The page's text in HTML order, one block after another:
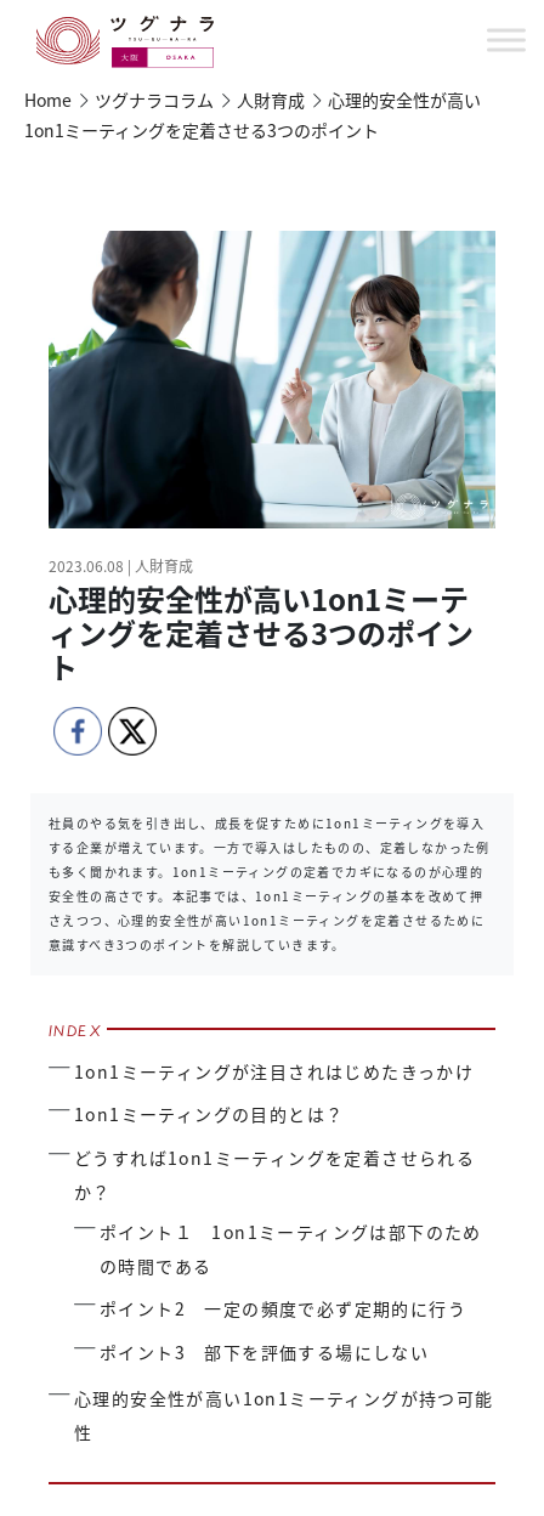
Home ツグナラコラム 人財育成
心理的安全性が高い
1on1ミーティングを定着させる3つのポイント
2023.06.08 | 人財育成
心理的安全性が高い1on1ミーテ
ィングを定着させる3つのポイン
ト
社員のやる気を引き出し、成長を促すために1on1ミーティングを導入
する企業が増えています。一方で導入はしたものの、定着しなかった例
も多く聞かれます。1on1ミーティングの定着でカギになるのが心理的
安全性の高さです。本記事では、1on1ミーティングの基本を改めて押
さえつつ、心理的安全性が高い1on1ミーティングを定着させるために
意識すべき3つのポイントを解説していきます。
1on1ミーティングが注目されはじめたきっかけ
1on1ミーティングの目的とは？
どうすれば1on1ミーティングを定着させられる
か？
ポイント１ 1on1ミーティングは部下のため
の時間である
ポイント2 一定の頻度で必ず定期的に行う
ポイント3 部下を評価する場にしない
心理的安全性が高い1on1ミーティングが持つ可能
性